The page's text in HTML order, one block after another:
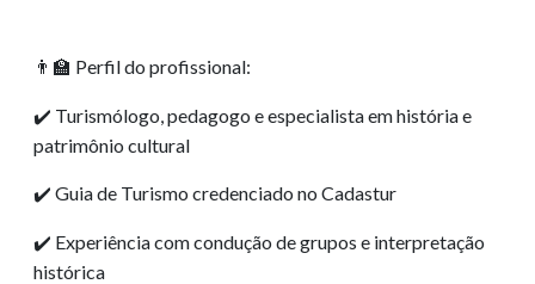
👨‍🏫 Perfil do profissional:
✔️ Turismólogo, pedagogo e especialista em história e
patrimônio cultural
✔️ Guia de Turismo credenciado no Cadastur
✔️ Experiência com condução de grupos e interpretação
histórica